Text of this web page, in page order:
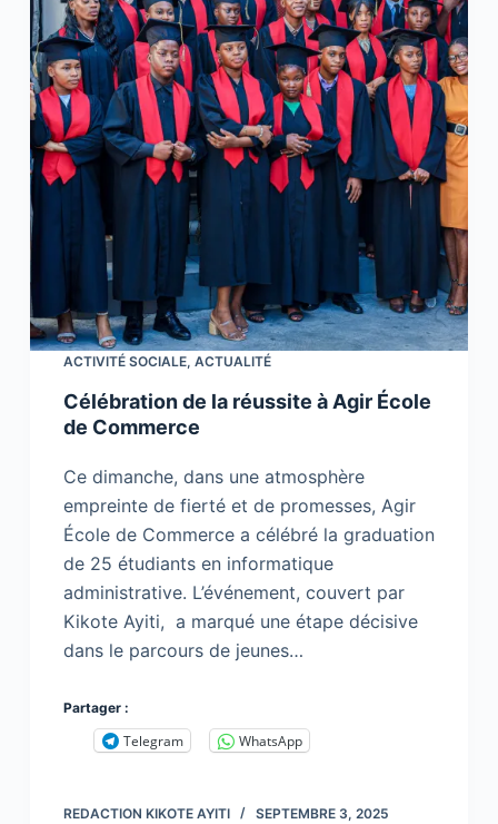
ACTIVITÉ SOCIALE, ACTUALITÉ
Célébration de la réussite à Agir École
de Commerce
Ce dimanche, dans une atmosphère
empreinte de fierté et de promesses, Agir
École de Commerce a célébré la graduation
de 25 étudiants en informatique
administrative. L’événement, couvert par
Kikote Ayiti, a marqué une étape décisive
dans le parcours de jeunes…
Partager :
Telegram WhatsApp
REDACTION KIKOTE AYITI SEPTEMBRE 3, 2025